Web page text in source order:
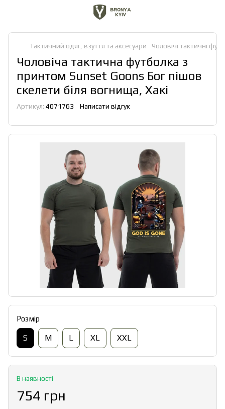
Тактичний одяг, взуття та аксесуари Чоловічі тактичні
Чоловіча тактична футболка з
принтом Sunset Goons Бог пішов
скелети біля вогнища, Хакі
Артикул: 4071763 Написати відгук
Розмір
S M L XL XXL
В наявності
754 грн